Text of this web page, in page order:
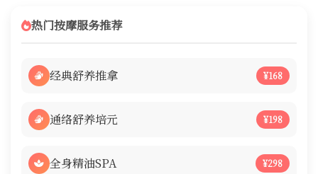
热门按摩服务推荐
经典舒养推拿 ¥168
通络舒养培元 ¥198
全身精油SPA ¥298